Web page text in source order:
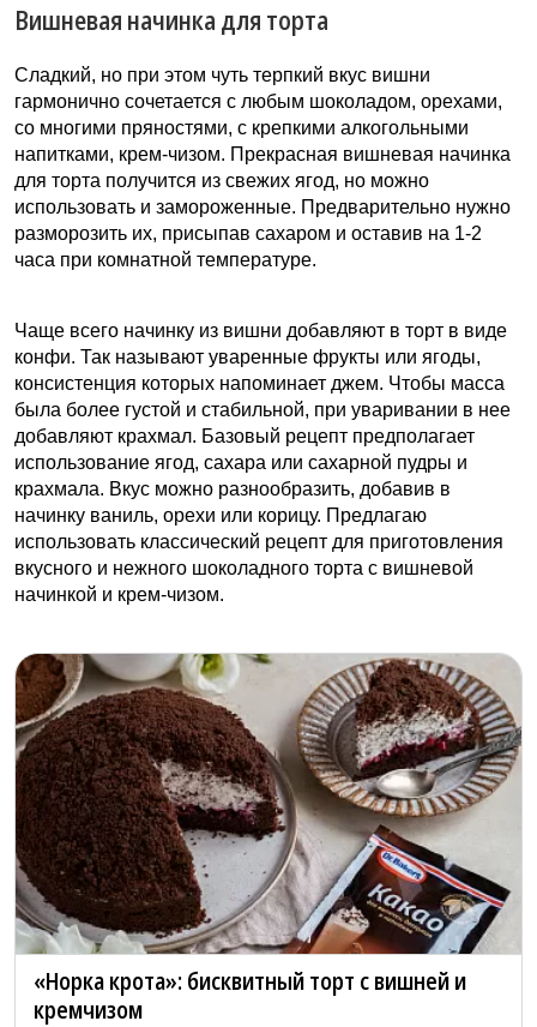
Вишневая начинка для торта
Сладкий, но при этом чуть терпкий вкус вишни
гармонично сочетается с любым шоколадом, орехами,
со многими пряностями, с крепкими алкогольными
напитками, крем-чизом. Прекрасная вишневая начинка
для торта получится из свежих ягод, но можно
использовать и замороженные. Предварительно нужно
разморозить их, присыпав сахаром и оставив на 1-2
часа при комнатной температуре.
Чаще всего начинку из вишни добавляют в торт в виде
конфи. Так называют уваренные фрукты или ягоды,
консистенция которых напоминает джем. Чтобы масса
была более густой и стабильной, при уваривании в нее
добавляют крахмал. Базовый рецепт предполагает
использование ягод, сахара или сахарной пудры и
крахмала. Вкус можно разнообразить, добавив в
начинку ваниль, орехи или корицу. Предлагаю
использовать классический рецепт для приготовления
вкусного и нежного шоколадного торта с вишневой
начинкой и крем-чизом.
«Норка крота»: бисквитный торт с вишней и
кремчизом